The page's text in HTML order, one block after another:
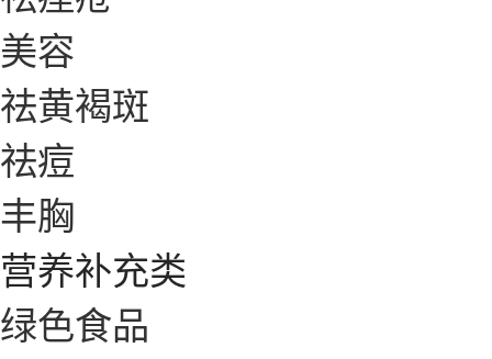
美容
祛黄褐斑
祛痘
丰胸
营养补充类
绿色食品